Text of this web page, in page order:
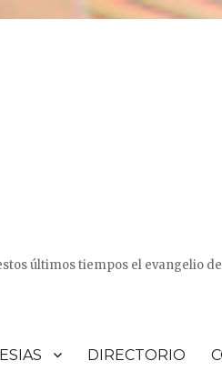
últimos tiempos el evangelio
DIRECTORIO